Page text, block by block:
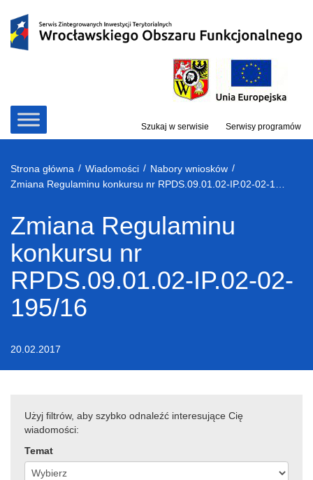
treści
Szukaj w serwisie Serwisy programów
Strona główna / Wiadomości / Nabory wniosków /
Zmiana Regulaminu
konkursu nr
RPDS.09.01.02-IP.02-02-
195/16
20.02.2017
Użyj filtrów, aby szybko odnaleźć interesujące Cię
wiadomości:
Temat